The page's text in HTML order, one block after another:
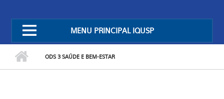
MENU PRINCIPAL IQUSP
ODS 3 SAÚDE E BEM-ESTAR